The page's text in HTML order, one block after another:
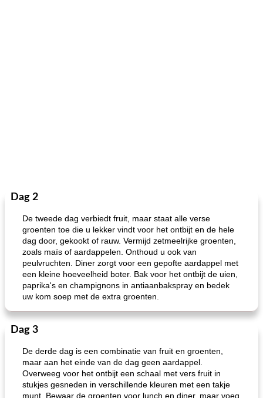
Dag 2
De tweede dag verbiedt fruit, maar staat alle verse
groenten toe die u lekker vindt voor het ontbijt en de hele
dag door, gekookt of rauw. Vermijd zetmeelrijke groenten,
zoals maïs of aardappelen. Onthoud u ook van
peulvruchten. Diner zorgt voor een gepofte aardappel met
een kleine hoeveelheid boter. Bak voor het ontbijt de uien,
paprika's en champignons in antiaanbakspray en bedek
uw kom soep met de extra groenten.
Dag 3
De derde dag is een combinatie van fruit en groenten,
maar aan het einde van de dag geen aardappel.
Overweeg voor het ontbijt een schaal met vers fruit in
stukjes gesneden in verschillende kleuren met een takje
munt. Bewaar de groenten voor lunch en diner, maar voeg